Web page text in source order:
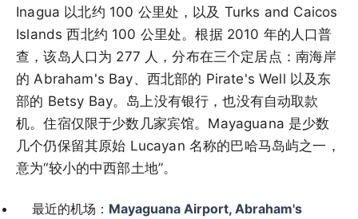
Inagua 以北约 100 公里处，以及 Turks and Caicos
Islands 西北约 100 公里处。根据 2010 年的人口普
查，该岛人口为 277 人，分布在三个定居点：南海岸
的 Abraham's Bay、西北部的 Pirate's Well 以及东
部的 Betsy Bay。岛上没有银行，也没有自动取款
机。住宿仅限于少数几家宾馆。Mayaguana 是少数
几个仍保留其原始 Lucayan 名称的巴哈马岛屿之一，
意为“较小的中西部土地”。
最近的机场： Mayaguana Airport, Abraham's